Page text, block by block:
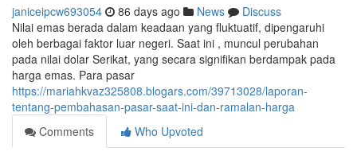
janiceipcw693054 86 days ago News
Discuss
Nilai emas berada dalam keadaan yang fluktuatif, dipengaruhi
oleh berbagai faktor luar negeri. Saat ini , muncul perubahan
pada nilai dolar Serikat, yang secara signifikan berdampak pada
harga emas. Para pasar
https://mariahkvaz325808.blogars.com/39713028/laporan-
tentang-pembahasan-pasar-saat-ini-dan-ramalan-harga
Comments
Who Upvoted